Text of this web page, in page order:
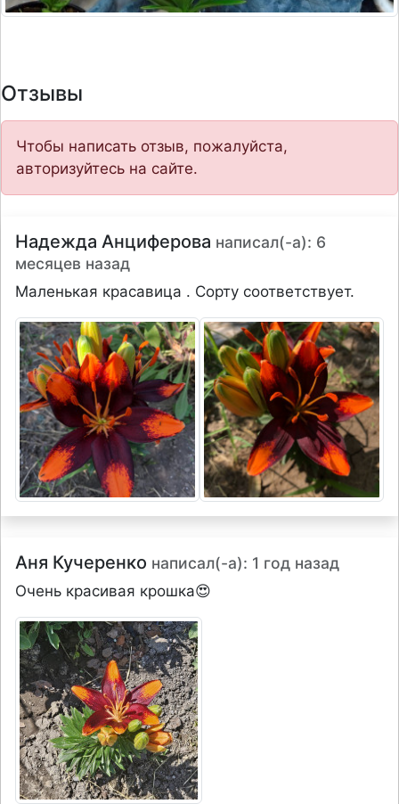
Отзывы
Чтобы написать отзыв, пожалуйста,
авторизуйтесь на сайте.
Надежда Анциферова написал(-а): 6
месяцев назад
Маленькая красавица . Сорту соответствует.
Аня Кучеренко написал(-а): 1 год назад
Очень красивая крошка😍